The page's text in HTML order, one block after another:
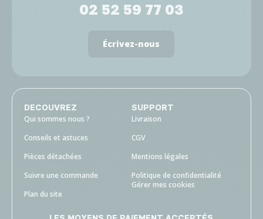
02 52 59 77 03
Écrivez-nous
DECOUVREZ
Qui sommes nous ?
Conseils et astuces
Pièces détachées
Suivre une commande
Plan du site
SUPPORT
Livraison
CGV
Mentions légales
Politique de confidentialité
Gérer mes cookies